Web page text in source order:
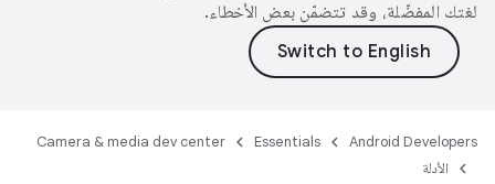
لغتك المفضّلة، وقد تتضمّن بعض الأخطاء.
Android Developers
Essentials
Camera & media dev center
الأدلة